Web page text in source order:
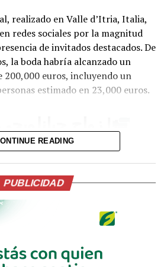
realizado en Valle d’Itria, Italia,
redes sociales por la magnitud
de invitados destacados. De
la boda habría alcanzado un
200,000 euros, incluyendo un
estimado en 23,000 euros.
دوناروما.
lDJBuhLLl7
City
July
READING
PUBLICIDAD